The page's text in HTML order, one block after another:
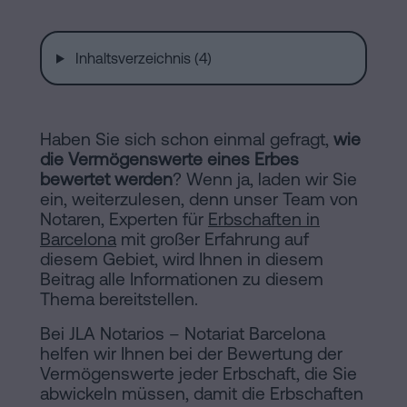
Installationen
Online-
Notariat
Blog
Kontaktieren
Rechtlicher
Barcelona
Online-
Notariat
Handels-
und
Gesellschaftsrecht
Erbschaft
in
fünf
Inhaltsverzeichnis (4)
Haben Sie sich schon einmal gefragt, wie
die Vermögenswerte eines Erbes
bewertet werden? Wenn ja, laden wir Sie
ein, weiterzulesen, denn unser Team von
Notaren, Experten für Erbschaften in
Barcelona mit großer Erfahrung auf
diesem Gebiet, wird Ihnen in diesem
Beitrag alle Informationen zu diesem
Thema bereitstellen.
Bei JLA Notarios – Notariat Barcelona
helfen wir Ihnen bei der Bewertung der
Vermögenswerte jeder Erbschaft, die Sie
abwickeln müssen, damit die Erbschaften